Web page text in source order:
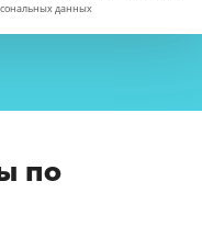
данных
по